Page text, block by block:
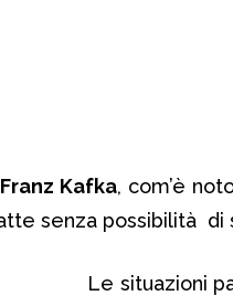
Franz Kafka, com’è
senza possibilità
Le situazioni